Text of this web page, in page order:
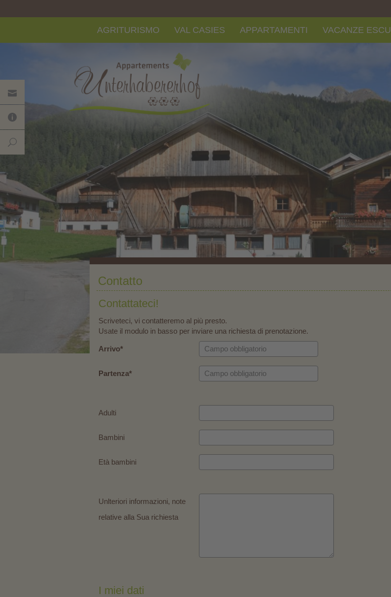
AGRITURISMO VAL CASIES APPARTAMENTI VACANZE
Contatto
Contattateci!
Scriveteci, vi contatteremo al più presto.
Usate il modulo in basso per inviare una richiesta di prenotazione.
Arrivo
Partenza
Adulti
Bambini
Età bambini
Unlteriori informazioni, note
relative alla Sua richiesta
I miei dati